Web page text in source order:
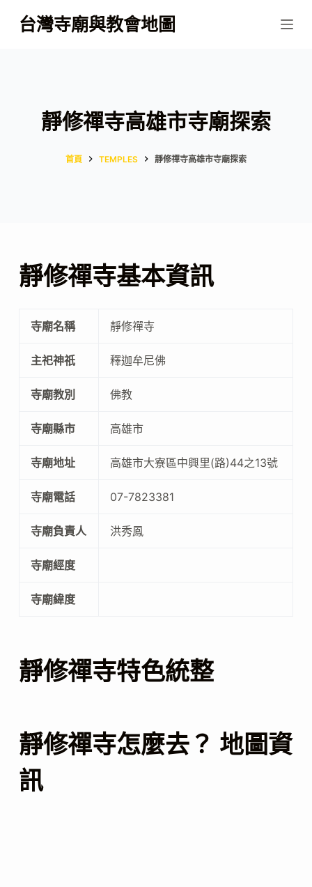
跳
至
台灣寺廟與教會地圖
靜修禪寺高雄市寺廟探索
首頁 TEMPLES 靜修禪寺高雄市寺廟探索
靜修禪寺基本資訊
寺廟名稱 靜修禪寺
主祀神祇 釋迦牟尼佛
寺廟教別 佛教
寺廟縣市 高雄市
寺廟地址 高雄市大寮區中興里(路)44之13號
寺廟電話 07-7823381
寺廟負責人 洪秀鳳
寺廟經度
寺廟緯度
靜修禪寺特色統整
靜修禪寺怎麼去？ 地圖資
訊